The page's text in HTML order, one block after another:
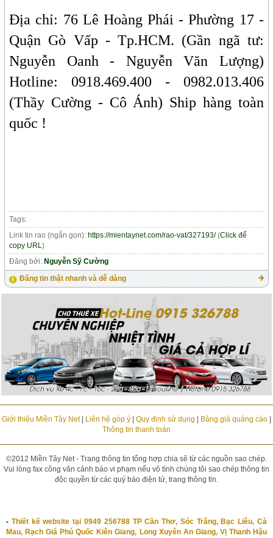
Địa chỉ: 76 Lê Hoàng Phái - Phường 17 -
Quận Gò Vấp - Tp.HCM. (Gần ngã tư:
Nguyễn Oanh - Nguyễn Văn Lượng)
Hotline: 0918.469.400 - 0982.013.406
(Thầy Cường - Cô Ánh) Ship hàng toàn
quốc !
Tags:
Link tin rao (ngắn gọn):https://mientaynet.com/rao-vat/327193/(Click để
copy URL)
Đăng bởi:Nguyễn Sỹ Cường
Đăng tin thật nhanh và dễ dàng
Giới thiệu Miền Tây Net| Liên hệ góp ý| Quy định sử dụng | Bảng giá quảng cáo|
Thông tin thanh toán
©2012 Miền Tây Net - Trang thông tin tổng hợp chia sẽ từ các nguồn sao chép.
Vui lòng fax công văn cảnh báo vi phạm nếu vô tình chúng tôi sao chép thông tin
độc quyền từ các quý báo điện tử, trang thông tin.
- Thiết kế website tại 0949 256788 TP Cần Thơ, Sóc Trăng, Bạc Liêu, Cà
Mau, Rạch Giá Phú Quốc Kiên Giang, Long Xuyên An Giang, Vị Thanh Hậu